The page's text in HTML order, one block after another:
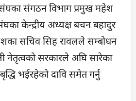
संघका संगठन विभाग प्रमुख महेश
संघका केन्द्रीय अध्यक्ष बचन बहादुर
सचिव सिह रावलले सम्बोधन
नेतृत्वको सरकारले अघि सारेका
भईरहेको दावि समेत गर्नु